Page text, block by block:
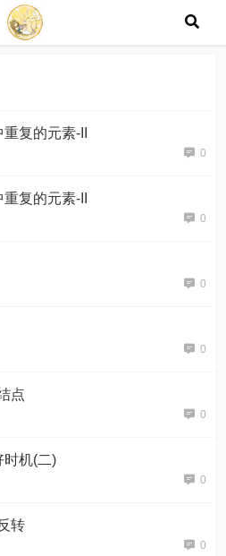
复的元素-II
0
复的元素-II
0
0
0
点
0
时机(二)
0
转
0